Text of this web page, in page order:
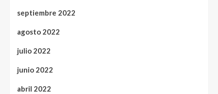
septiembre 2022
agosto 2022
julio 2022
junio 2022
abril 2022